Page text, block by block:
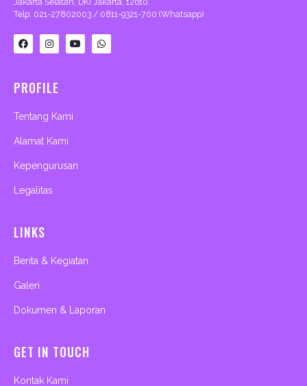
Telp: 021-27802003 / 0811-9321-700 (Whatsapp)
F
a
c
o
o
I
n
s
g
r
m
Y
o
u
W
h
a
PROFILE
Tentang Kami
Alamat Kami
Kepengurusan
Legalitas
LINKS
Berita & Kegiatan
Galeri
Dokumen & Laporan
GET IN TOUCH
Kontak Kami